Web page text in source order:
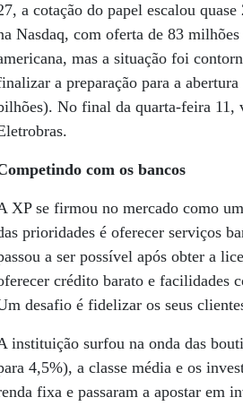
a cotação do papel escalou
Nasdaq, com oferta de 83
mas a situação foi
a preparação para a
No final da quarta-feira 11,
com os bancos
XP se firmou no mercado como
prioridades é oferecer serviços
a ser possível após obter a
crédito barato e facilidades
desafio é fidelizar os seus
instituição surfou na onda das
4,5%), a classe média e os
fixa e passaram a apostar em